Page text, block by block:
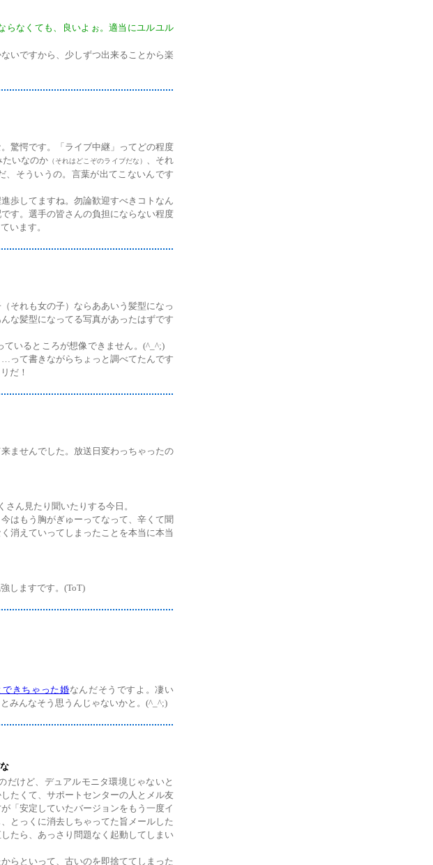
らなくても、良いよぉ。適当にユルユル
いですから、少しずつ出来ることから楽
驚愕です。「ライブ中継」ってどの程度
いなのか（それはどこぞのライブだな）
、それ
そういうの。言葉が出てこないんです
歩してますね。勿論歓迎すべきコトなん
す。選手の皆さんの負担にならない程度
います。
それも女の子）ならああいう髪型になっ
な髪型になってる写真があったはずです
ているところが想像できません。(^_^;)
って書きながらちょっと調べてたんです
だ！
ませんでした。放送日変わっちゃったの
ん見たり聞いたりする今日。
はもう胸がぎゅーってなって、辛くて聞
消えていってしまったことを本当に本当
しますです。(ToT)
きちゃった婚なんだそうですよ。凄い
みんなそう思うんじゃないかと。(^_^;)
だけど、デュアルモニタ環境じゃないと
たくて、サポートセンターの人とメル友
「安定していたバージョンをもう一度イ
とっくに消去しちゃってた旨メールした
たら、あっさり問題なく起動してしまい
らといって、古いのを即捨ててしまった